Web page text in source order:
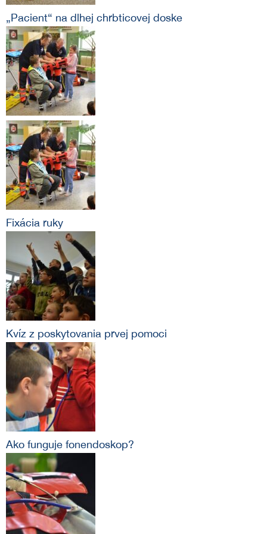
„Pacient“ na dlhej chrbticovej doske
Fixácia ruky
Kvíz z poskytovania prvej pomoci
Ako funguje fonendoskop?